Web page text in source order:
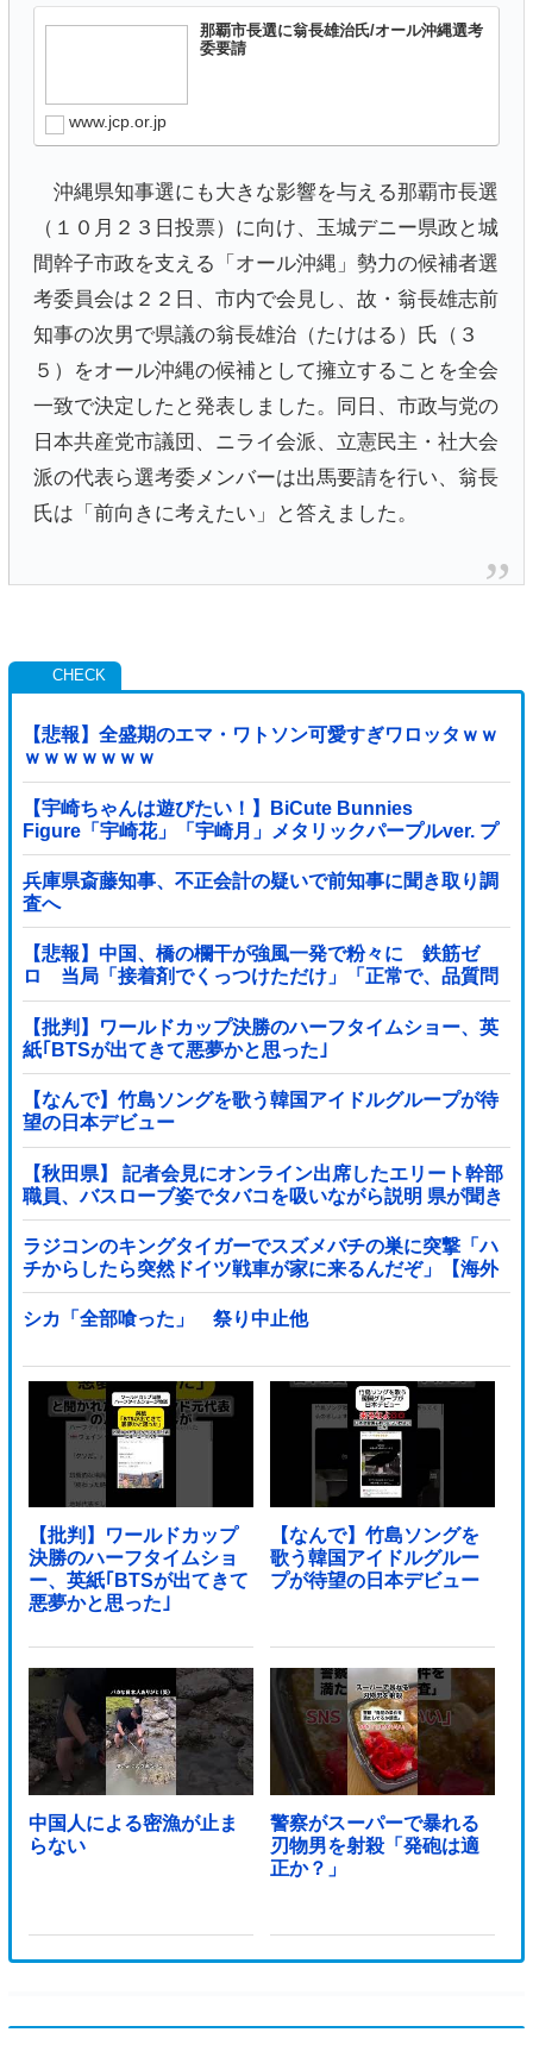
那覇市長選に翁長雄治氏/オール沖縄選考
委要請
www.jcp.or.jp
沖縄県知事選にも大きな影響を与える那覇市長選
（１０月２３日投票）に向け、玉城デニー県政と城
間幹子市政を支える「オール沖縄」勢力の候補者選
考委員会は２２日、市内で会見し、故・翁長雄志前
知事の次男で県議の翁長雄治（たけはる）氏（３
５）をオール沖縄の候補として擁立することを全会
一致で決定したと発表しました。同日、市政与党の
日本共産党市議団、ニライ会派、立憲民主・社大会
派の代表ら選考委メンバーは出馬要請を行い、翁長
氏は「前向きに考えたい」と答えました。
【悲報】全盛期のエマ・ワトソン可愛すぎワロッタｗｗ
ｗｗｗｗｗｗｗ
【宇崎ちゃんは遊びたい！】BiCute Bunnies
Figure「宇崎花」「宇崎月」メタリックパープルver. プ
ライズフィギュア【ラウンドワン限定で展開決定】
兵庫県斎藤知事、不正会計の疑いで前知事に聞き取り調
査へ
【悲報】中国、橋の欄干が強風一発で粉々に 鉄筋ゼ
ロ 当局「接着剤でくっつけただけ」「正常で、品質問
題はない」
【批判】ワールドカップ決勝のハーフタイムショー、英
紙｢BTSが出てきて悪夢かと思った｣
【なんで】竹島ソングを歌う韓国アイドルグループが待
望の日本デビュー
【秋田県】 記者会見にオンライン出席したエリート幹部
職員、バスローブ姿でタバコを吸いながら説明 県が聞き
取りへ
ラジコンのキングタイガーでスズメバチの巣に突撃「ハ
チからしたら突然ドイツ戦車が家に来るんだぞ」【海外
の反応】
シカ「全部喰った」 祭り中止他
【批判】ワールドカップ
決勝のハーフタイムショ
ー、英紙｢BTSが出てきて
悪夢かと思った｣
【なんで】竹島ソングを
歌う韓国アイドルグルー
プが待望の日本デビュー
中国人による密漁が止ま
らない
警察がスーパーで暴れる
刃物男を射殺「発砲は適
正か？」